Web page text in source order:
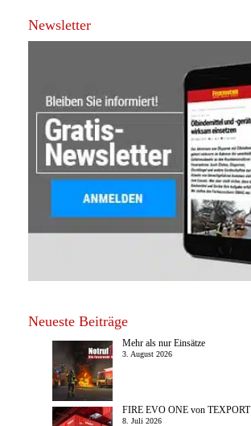
Newsletter
Neueste Beiträge
Mehr als nur Einsätze
3. August 2026
FIRE EVO ONE von TEXPORT
8. Juli 2026